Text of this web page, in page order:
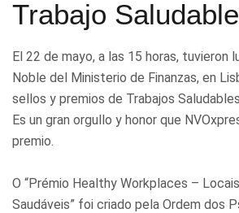
Trabajo
El 22 de mayo, a las 15 horas, tuvieron
Noble del Ministerio de Finanzas, en
sellos y premios de Trabajos
Es un gran orgullo y honor que
premio.
O “Prémio Healthy Workplaces –
Saudáveis” foi criado pela Ordem dos